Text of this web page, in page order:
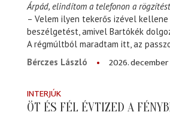
Árpád, elindítom a telefonon a
– Velem ilyen tekerős izével
beszélgetést, amivel Bartókék
A régmúltból maradtam itt, az
Bérczes László
2026. december
INTERJÚK
ÖT ÉS FÉL ÉVTIZED A